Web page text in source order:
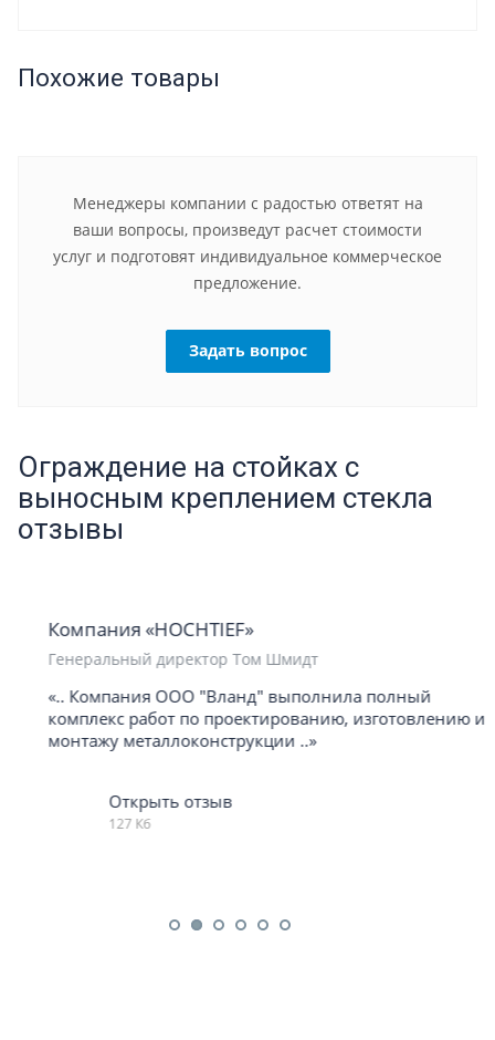
Похожие товары
Менеджеры компании с радостью ответят на
ваши вопросы, произведут расчет стоимости
услуг и подготовят индивидуальное коммерческое
предложение.
Задать вопрос
Ограждение на стойках с
выносным креплением стекла
отзывы
Компания «HOCHTIEF»
Генеральный директор Том Шмидт
«.. Компания ООО "Вланд" выполнила полный
комплекс работ по проектированию, изготовлению и
монтажу металлоконструкции ..»
Открыть отзыв
127 Кб